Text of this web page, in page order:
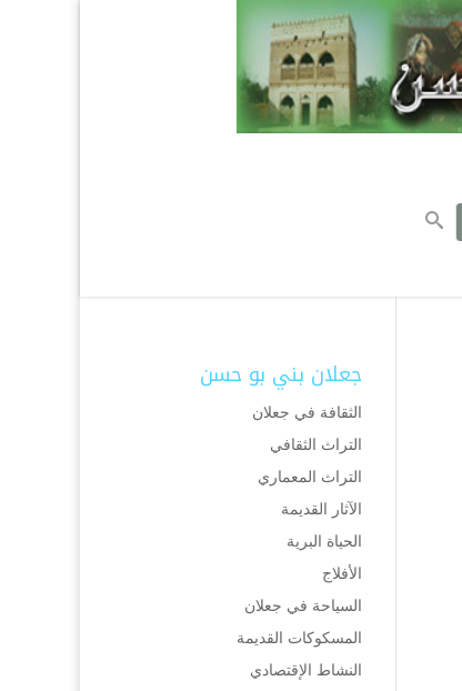
جعلان بني بو حسن
الثقافة في جعلان
التراث الثقافي
التراث المعماري
الآثار القديمة
الحياة البرية
الأفلاج
السياحة في جعلان
المسكوكات القديمة
النشاط الإقتصادي